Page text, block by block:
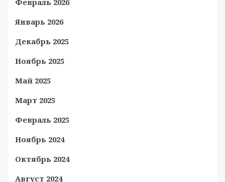
Февраль 2026
Январь 2026
Декабрь 2025
Ноябрь 2025
Май 2025
Март 2025
Февраль 2025
Ноябрь 2024
Октябрь 2024
Август 2024